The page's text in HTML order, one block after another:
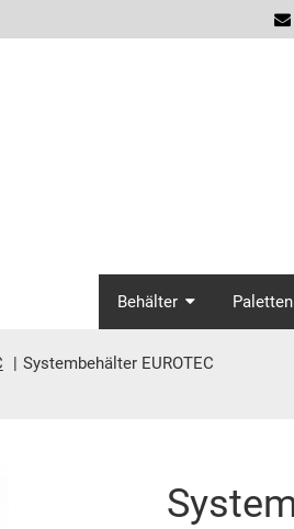
Behälter Paletten
Systembehälter EUROTEC